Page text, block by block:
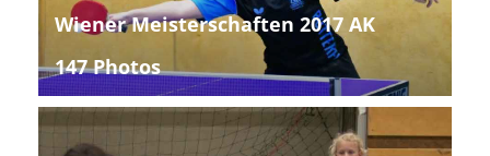
Wiener Meisterschaften 2017 AK
147 Photos